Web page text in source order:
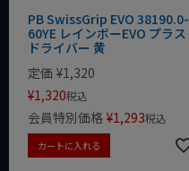
PB SwissGrip EVO 38190.0-
60YE レインボーEVO プラス
ドライバー 黄
定価 ¥1,320
¥1,320税込
会員特別価格 ¥1,293税込
カートに入れる